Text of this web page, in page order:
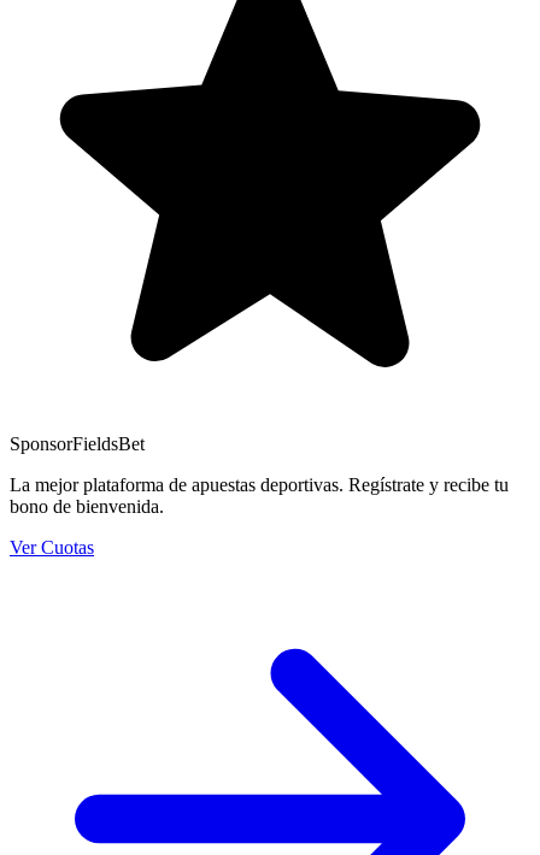
SponsorFieldsBet
La mejor plataforma de apuestas deportivas. Regístrate y recibe tu
bono de bienvenida.
Ver Cuotas